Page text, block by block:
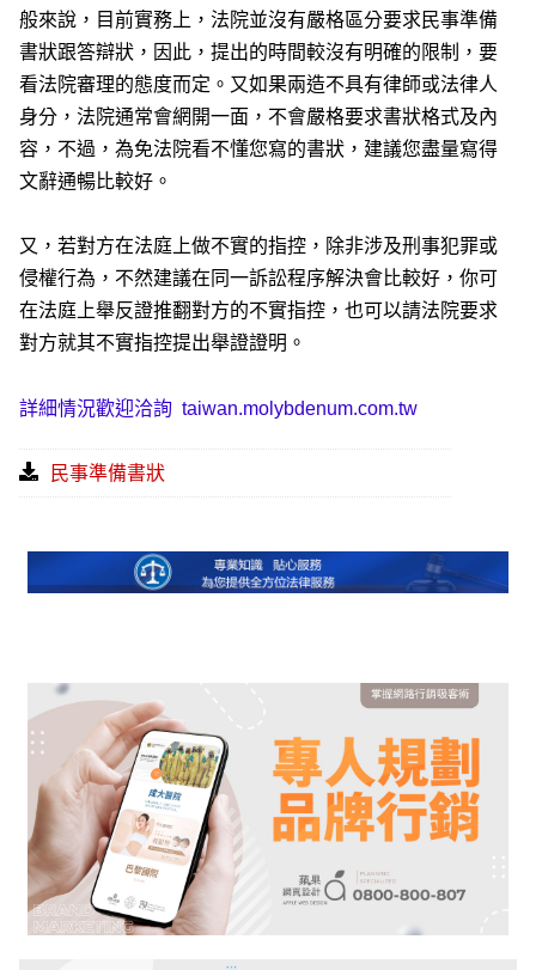
般來說，目前實務上，法院並沒有嚴格區分要求民事準備
書狀跟答辯狀，因此，提出的時間較沒有明確的限制，要
看法院審理的態度而定。又如果兩造不具有律師或法律人
身分，法院通常會網開一面，不會嚴格要求書狀格式及內
容，不過，為免法院看不懂您寫的書狀，建議您盡量寫得
文辭通暢比較好。
又，若對方在法庭上做不實的指控，除非涉及刑事犯罪或
侵權行為，不然建議在同一訴訟程序解決會比較好，你可
在法庭上舉反證推翻對方的不實指控，也可以請法院要求
對方就其不實指控提出舉證證明。
詳細情況歡迎洽詢taiwan.molybdenum.com.tw
民事準備書狀